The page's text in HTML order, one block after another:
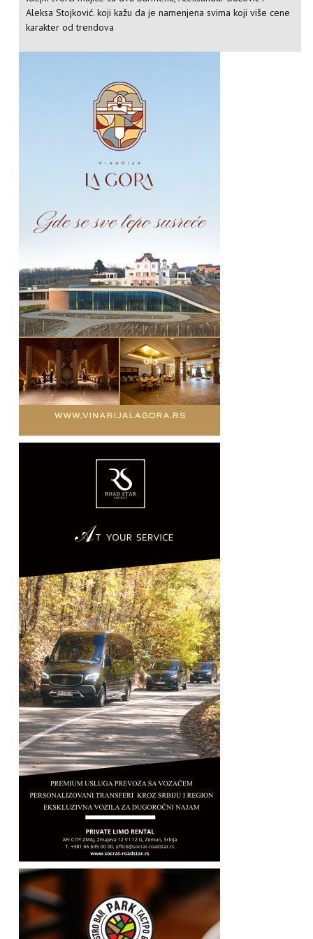
Aleksa Stojković. koji kažu da je namenjena svima koji više cene
karakter od trendova